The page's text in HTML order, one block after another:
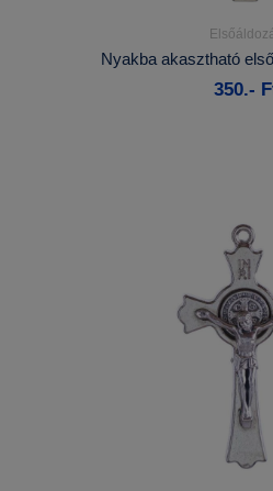
Nyakba akasztható
350.-